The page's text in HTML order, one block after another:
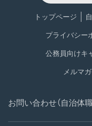
トップページ
プライバシー
公務員向けキ
メルマ
お問い合わせ（自治体